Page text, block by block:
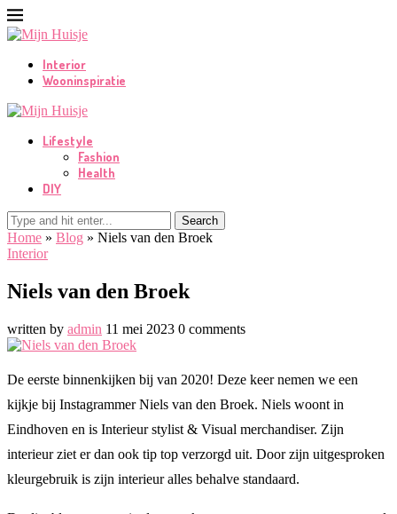
Interior
Wooninspiratie
Lifestyle
Fashion
Health
DIY
Search
Home » Blog » Niels van den Broek
Interior
Niels van den Broek
written by admin 11 mei 2023 0 comments
De eerste binnenkijken bij van 2020! Deze keer nemen we een
kijkje bij Instagrammer Niels van den Broek. Niels woont in
Eindhoven en is Interieur stylist & Visual merchandiser. Zijn
interieur ziet er dan ook tip top verzorgd uit. Door zijn uitgesproken
kleurgebruik is zijn interieur alles behalve standaard.